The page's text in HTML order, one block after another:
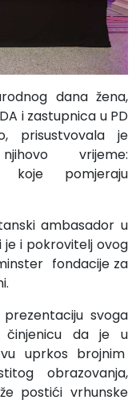
dana žena,
i zastupnica u PD
prisustvovala je
vrijeme:
koje pomjeraju
ambasador u
je i pokrovitelj ovog
fondacije za
svoga
činjenicu da je u
uprkos brojnim
obrazovanja,
postići vrhunske